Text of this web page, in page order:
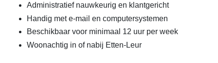
Administratief nauwkeurig en klantgericht
Handig met e-mail en computersystemen
Beschikbaar voor minimaal 12 uur per week
Woonachtig in of nabij Etten-Leur